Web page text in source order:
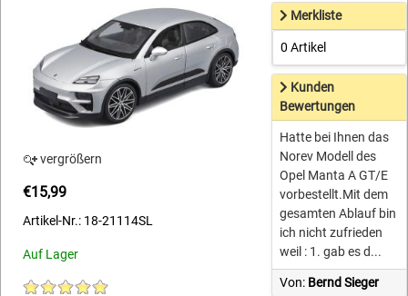
vergrößern
€15,99
Artikel-Nr.: 18-21114SL
Auf Lager
Merkliste
0 Artikel
Kunden
Bewertungen
Hatte bei Ihnen das
Norev Modell des
Opel Manta A GT/E
vorbestellt.Mit dem
gesamten Ablauf bin
ich nicht zufrieden
weil : 1. gab es d...
Von: Bernd Sieger